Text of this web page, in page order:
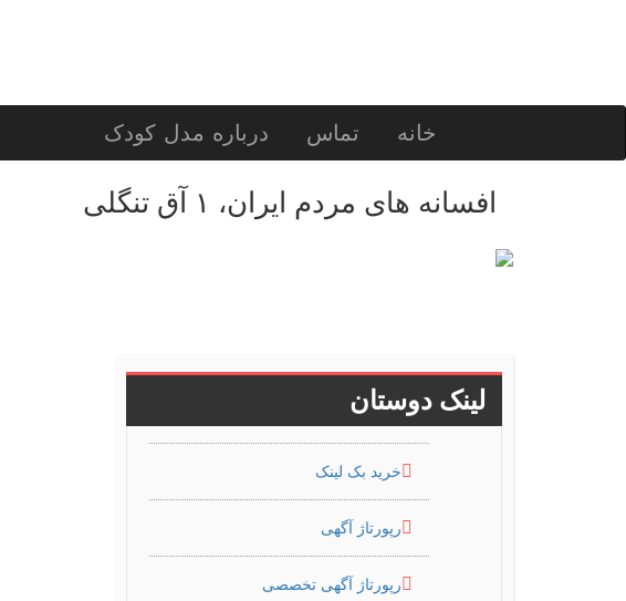
خانه تماس درباره مدل کودک
افسانه های مردم ایران، ۱ آق تنگلی
لینک دوستان
خرید بک لینک
رپورتاژ آگهی
رپورتاژ آگهی تخصصی